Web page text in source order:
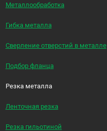
Металлообработка
Гибка металла
Сверление отверстий в металле
Подбор фланца
Резка металла
Ленточная резка
Резка гильотиной